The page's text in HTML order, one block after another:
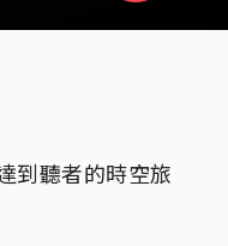
到聽者的時空旅